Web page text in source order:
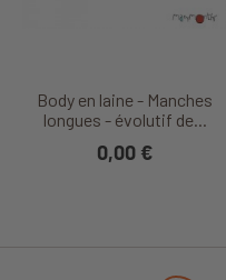
Body en laine - Manches
longues - évolutif de...
0,00 €